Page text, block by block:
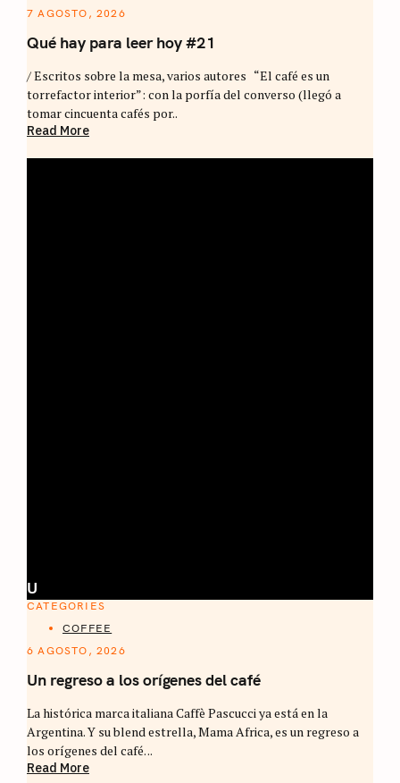
7 AGOSTO, 2026
Qué hay para leer hoy #21
/ Escritos sobre la mesa, varios autores “El café es un
torrefactor interior”: con la porfía del converso (llegó a
tomar cincuenta cafés por..
Read More
U
CATEGORIES
COFFEE
6 AGOSTO, 2026
Un regreso a los orígenes del café
La histórica marca italiana Caffè Pascucci ya está en la
Argentina. Y su blend estrella, Mama Africa, es un regreso a
los orígenes del café. ..
Read More